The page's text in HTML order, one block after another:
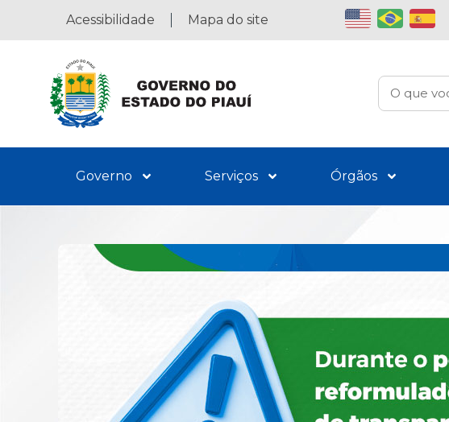
Acessibilidade Mapa do site
Governo Serviços Órgãos